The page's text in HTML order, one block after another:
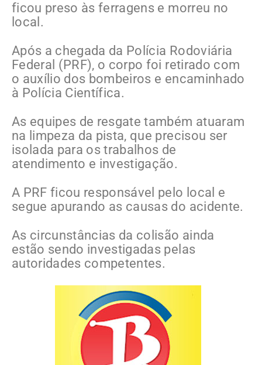
ficou preso às ferragens e morreu no
local.
Após a chegada da Polícia Rodoviária
Federal (PRF), o corpo foi retirado com
o auxílio dos bombeiros e encaminhado
à Polícia Científica.
As equipes de resgate também atuaram
na limpeza da pista, que precisou ser
isolada para os trabalhos de
atendimento e investigação.
A PRF ficou responsável pelo local e
segue apurando as causas do acidente.
As circunstâncias da colisão ainda
estão sendo investigadas pelas
autoridades competentes.